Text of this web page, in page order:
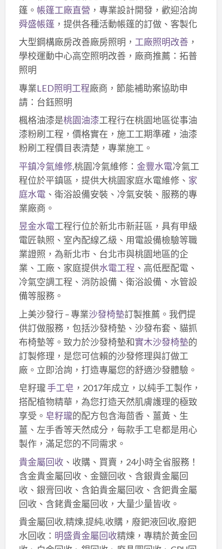
篷。 帳篷工廠直營 ，專業設計開發，歡迎洽詢
舜盛帳篷，提供各種活動帳篷的訂做、客製化
大型鋼構廠房改善廠房照明， 工廠照明改善，
學校運動中心高空照明改善，廠商推薦：拓普
照明
專業LED照明工程廠商，節能補助案協助申
請：台鈺照明
楓格油漆是桃園油漆工程行在桃園地區從事油
漆粉刷工程，價格實在，施工工期準確，油漆
粉刷工程價目表清楚，專業施工。
平鎮冷氣維修,桃園冷氣維修： 金豐水電冷氣工
程位於平鎮區，提供大桃園家庭水電維修、 家
庭水電、衛浴設備安裝、冷氣安裝、服務的專
業廠商。
昱金水電工程行位於新北市新莊區，具有甲級
電匠執照、室內配線乙級、用電設備檢驗等職
業證照，為新北市、台北市與桃園地區的企
業、工廠、家庭提供水電工程 、高低壓配電、
冷氣空調工程、消防設備、衛浴設備、水管設
備等服務。
上美沙發行 – 專業沙發椅墊訂製推薦。我們提
供訂做服務，包括沙發椅墊、沙發布套、貓抓
布椅墊等。致力於沙發椅墊和實木沙發椅墊的
訂製修理，是您可信賴的沙發修理與訂做工
廠。立即洽詢，打造專屬您的舒適沙發體驗。
皂籽瓏手工皂 ，2017年成立，以純手工製作，
搭配植物精華，為您打造天然肌膚護理的極致
享受。 皂籽瓏的配方包含海茴香、薑黃、生
薑、左手香等天然成分，每款手工皂都是用心
製作，滿足您的不同需求。
貴金屬回收、收購、買賣，24小時全省服務！
含金貴金屬回收、金鹽回收、含銀貴金屬回
收、銀膏回收、含鉑貴金屬回收、含鈀貴金屬
回收、含銠貴金屬回收，大量少量皆收。
貴金屬回收,精煉,提純,收購，廢鈀液回收,廢鈀
水回收： 明盛貴金屬回收精煉，專精於黃金回